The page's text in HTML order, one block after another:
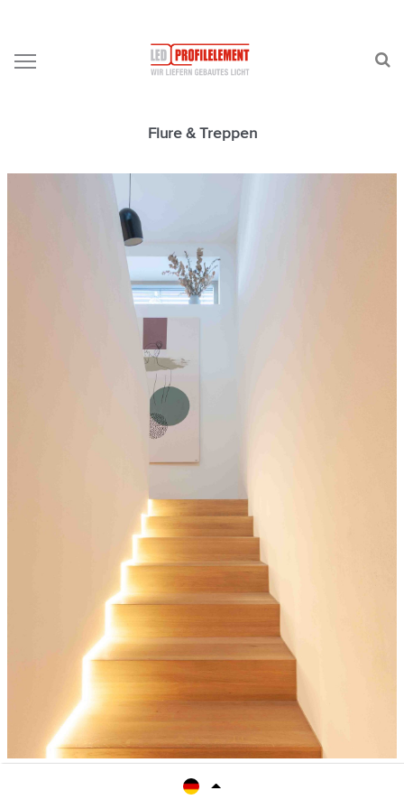
Flure & Treppen